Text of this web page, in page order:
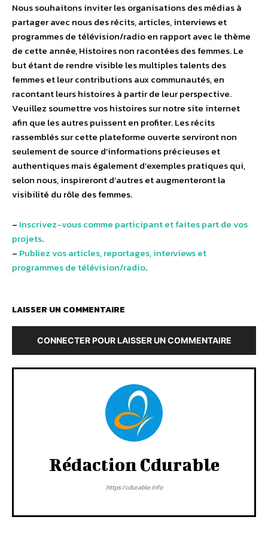
Nous souhaitons inviter les organisations des médias à
partager avec nous des récits, articles, interviews et
programmes de télévision/radio en rapport avec le thème
de cette année, Histoires non racontées des femmes. Le
but étant de rendre visible les multiples talents des
femmes et leur contributions aux communautés, en
racontant leurs histoires à partir de leur perspective.
Veuillez soumettre vos histoires sur notre site internet
afin que les autres puissent en profiter. Les récits
rassemblés sur cette plateforme ouverte serviront non
seulement de source d’informations précieuses et
authentiques mais également d’exemples pratiques qui,
selon nous, inspireront d’autres et augmenteront la
visibilité du rôle des femmes.
– Inscrivez-vous comme participant et faites part de vos
projets.
– Publiez vos articles, reportages, interviews et
programmes de télévision/radio.
LAISSER UN COMMENTAIRE
CONNECTER POUR LAISSER UN COMMENTAIRE
Rédaction Cdurable
https:/cdurable.info